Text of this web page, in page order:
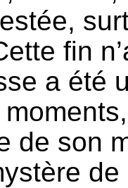
fin
a été
de son